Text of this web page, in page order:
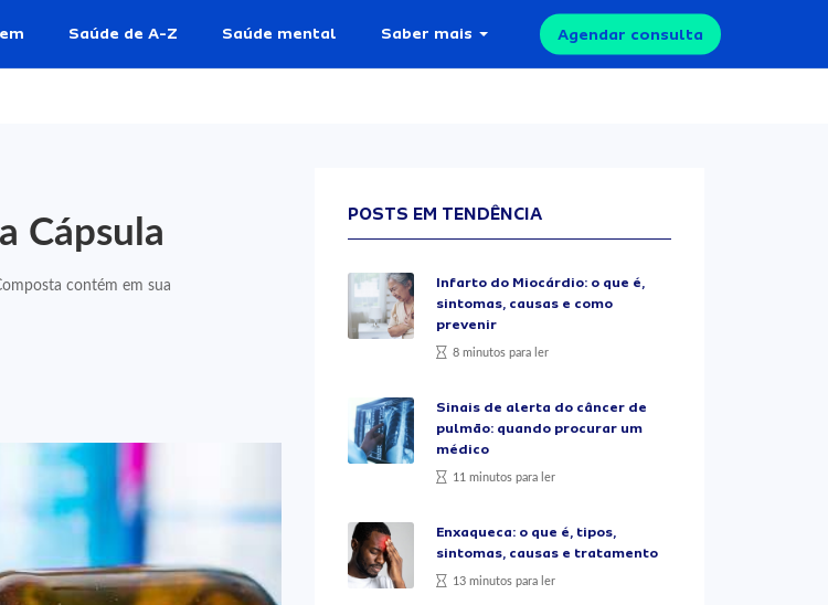
Saúde de A-Z Saúde mental Saber mais Agendar consulta
Cápsula
contém em sua
POSTS EM TENDÊNCIA
Infarto do Miocárdio: o que é,
sintomas, causas e como
prevenir
8 minutos para ler
Sinais de alerta do câncer de
pulmão: quando procurar um
médico
11 minutos para ler
Enxaqueca: o que é, tipos,
sintomas, causas e tratamento
13 minutos para ler